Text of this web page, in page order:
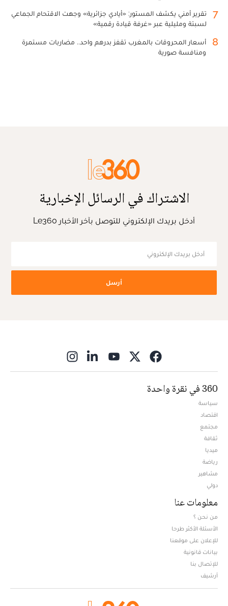
7
تقرير أمني يكشف المستور: «أيادي جزائرية» وجهت الاقتحام الجماعي
لسبتة ومليلية عبر «غرفة قيادة رقمية»
8
أسعار المحروقات بالمغرب تقفز بدرهم واحد.. مضاربات مستمرة
ومنافسة صورية
الاشتراك في الرسائل الإخبارية
أدخل بريدك الإلكتروني للتوصل بآخر الأخبار Le360
أرسل
360 في نقرة واحدة
سياسة
اقتصاد
مجتمع
ثقافة
ميديا
رياضة
مشاهير
دولي
معلومات عنا
من نحن ؟
الأسئلة الأكثر طرحا
للإعلان على موقعنا
بيانات قانونية
للإتصال بنا
أرشيف